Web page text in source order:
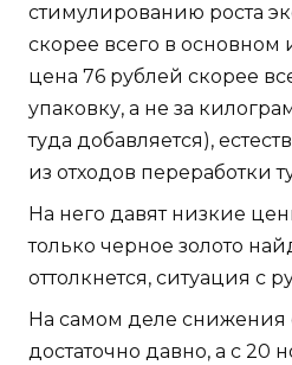
стимулированию роста
скорее всего в основном
цена 76 рублей скорее
упаковку, а не за
туда добавляется),
из отходов переработки
На него давят низкие
только черное золото
оттолкнется, ситуация с
На самом деле снижения
достаточно давно, а с 20